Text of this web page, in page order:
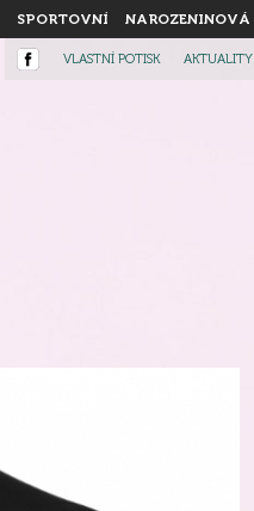
SPORTOVNÍ NAROZENINOVÁ
VLASTNÍ POTISK AKTUALITY